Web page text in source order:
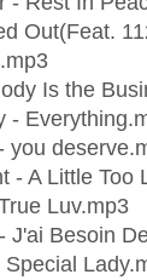
Out(Feat.
Is the
-
you
- A Little Too
Luv.mp3
J'ai Besoin